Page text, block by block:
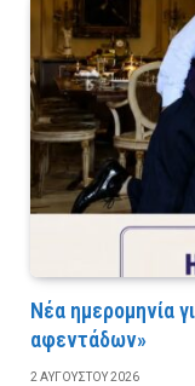
Νέα ημερομηνία
αφεντάδων»
2 ΑΥΓΟΎΣΤΟΥ 2026